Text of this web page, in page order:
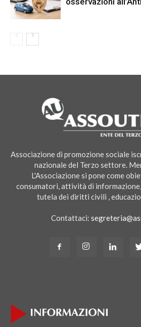
Associazione di promozione sociale
nazionale del Terzo settore.
L'Associazione si pone come
consumatori, attività di
tutela dei diritti civili ,
Contattaci: